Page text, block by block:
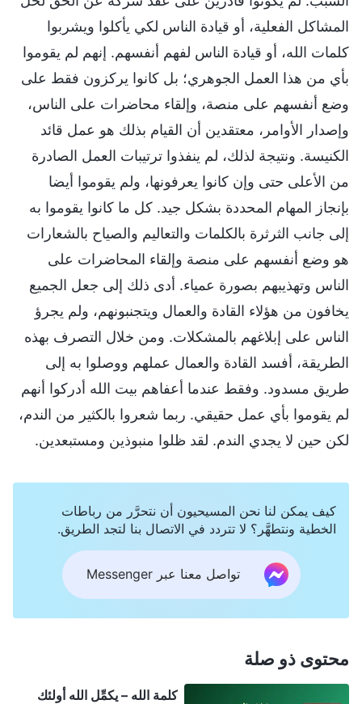
المشاكل الفعلية، أو قيادة الناس لكي يأكلوا ويشربوا
كلمات الله، أو قيادة الناس لفهم أنفسهم. إنهم لم يقوموا
بأي من هذا العمل الجوهري؛ بل كانوا يركزون فقط على
وضع أنفسهم على منصة، وإلقاء محاضرات على الناس،
وإصدار الأوامر، معتقدين أن القيام بذلك هو عمل قائد
الكنيسة. ونتيجة لذلك، لم ينفذوا ترتيبات العمل الصادرة
من الأعلى حتى وإن كانوا يعرفونها، ولم يقوموا أيضا
بإنجاز المهام المحددة بشكل جيد. كل ما كانوا يقوموا به
إلى جانب الثرثرة بالكلمات والتعاليم والصياح بالشعارات
هو وضع أنفسهم على منصة وإلقاء المحاضرات على
الناس وتهذيبهم بصورة عمياء. أدى ذلك إلى جعل الجميع
يخافون من هؤلاء القادة والعمال ويتجنبونهم، ولم يجرؤ
الناس على إبلاغهم بالمشكلات. ومن خلال التصرف بهذه
الطريقة، أفسد القادة والعمال عملهم ووصلوا به إلى
طريق مسدود. وفقط عندما أعفاهم بيت الله أدركوا أنهم
لم يقوموا بأي عمل حقيقي. ربما شعروا بالكثير من الندم،
لكن حين لا يجدي الندم. لقد ظلوا منبوذين ومستبعدين.
كيف يمكن لنا نحن المسيحيون أن نتحرَّر من رباطات
الخطية ونتطهَّر؟ لا تتردد في الاتصال بنا لتجد الطريق.
تواصل معنا عبر Messenger
محتوى ذو صلة
كلمة الله – يكمِّل الله أولئك